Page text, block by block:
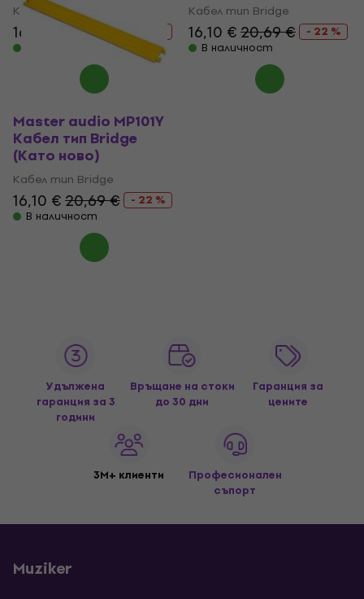
Кабел тип Bridge
16,10 € 20,69 €
- 22 %
Кабел тип Bridge
16,10 €20,69 €
- 22 %
В наличност
Master audio MP101Y
Кабел тип Bridge
(Като ново)
Кабел тип Bridge
16,10 €20,69 €
- 22 %
В наличност
Удължена
гаранция за 3
години
Връщане на стоки
до 30 дни
Гаранция за
цените
3M+ клиенти
Професионален
съпорт
Muziker